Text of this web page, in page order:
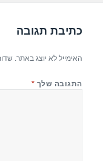
כתיבת תגובה
האימייל לא יוצג באתר.
התגובה שלך *